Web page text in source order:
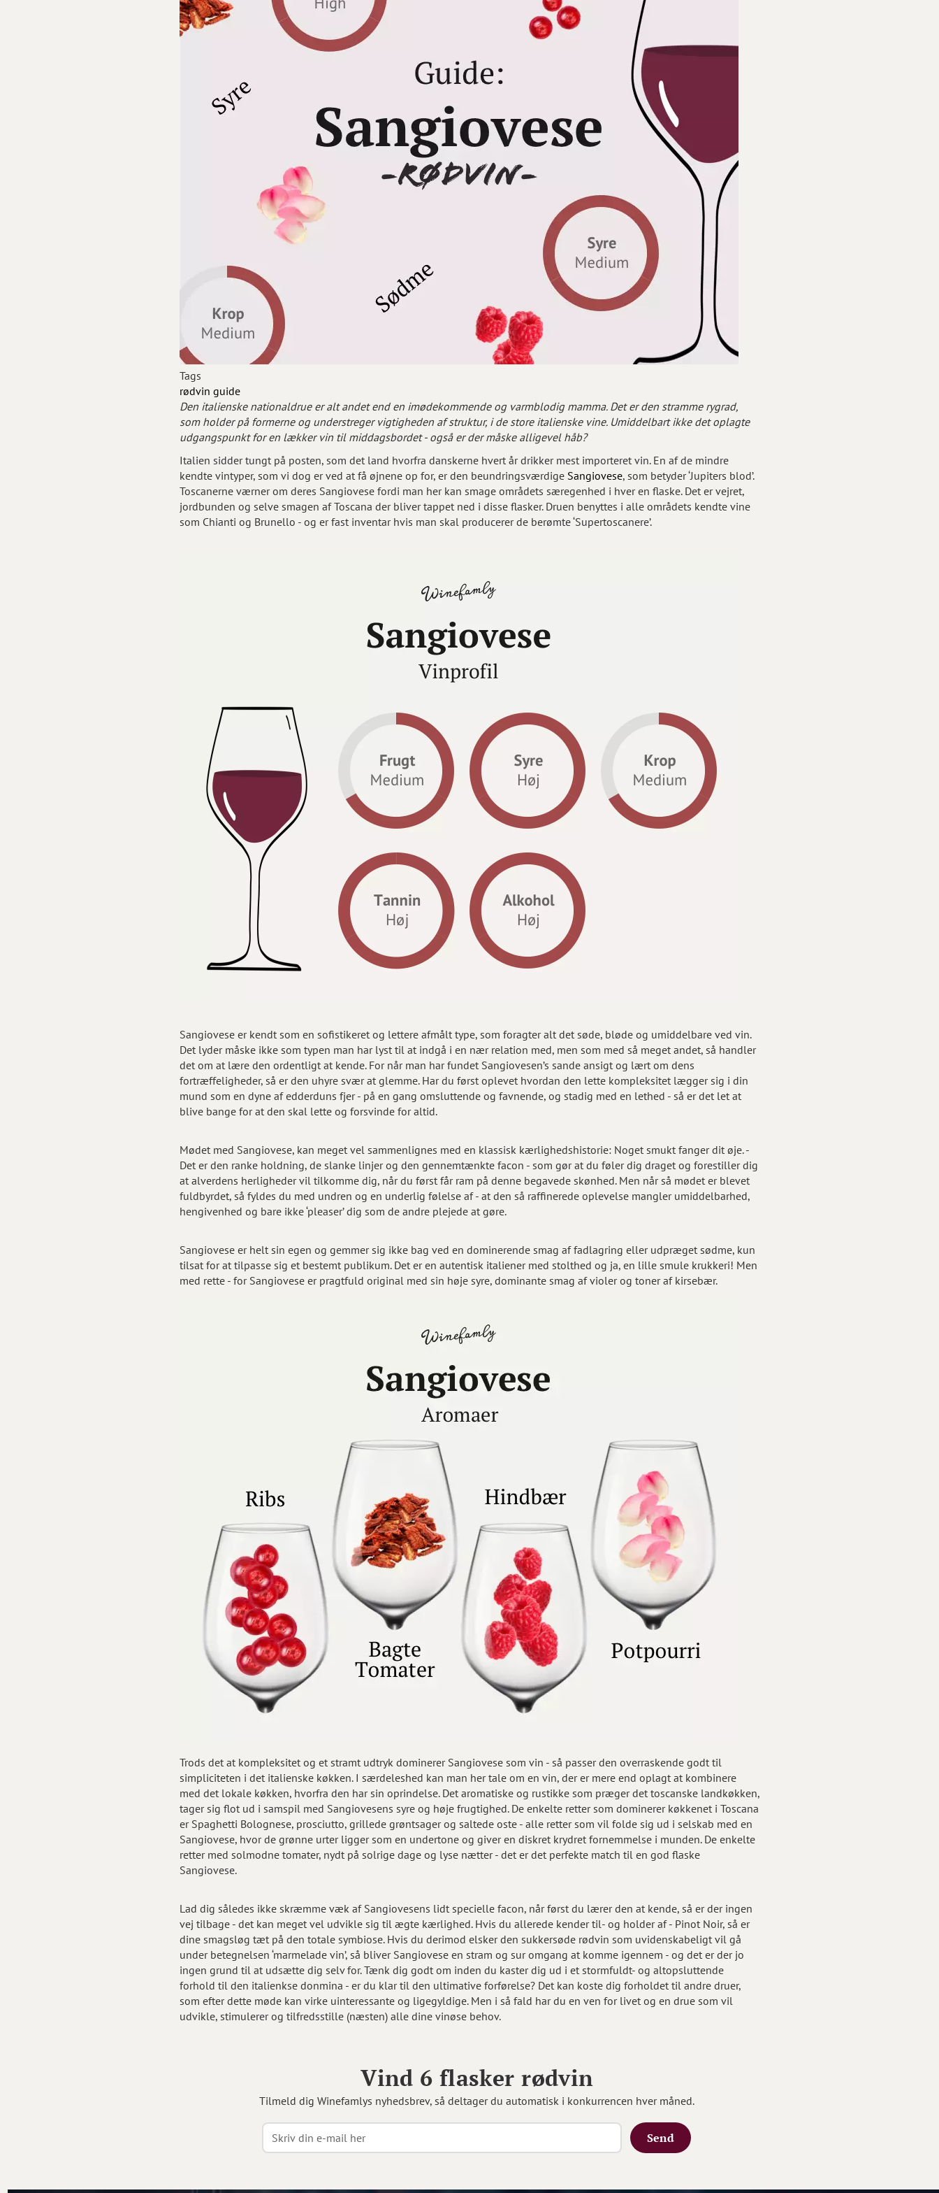
Tags
rødvin guide
Den italienske nationaldrue er alt andet end en imødekommende og varmblodig mamma. Det er den stramme rygrad,
som holder på formerne og understreger vigtigheden af struktur, i de store italienske vine. Umiddelbart ikke det oplagte
udgangspunkt for en lækker vin til middagsbordet - også er der måske alligevel håb?
Italien sidder tungt på posten, som det land hvorfra danskerne hvert år drikker mest importeret vin. En af de mindre
kendte vintyper, som vi dog er ved at få øjnene op for, er den beundringsværdige Sangiovese, som betyder ‘Jupiters blod’.
Toscanerne værner om deres Sangiovese fordi man her kan smage områdets særegenhed i hver en flaske. Det er vejret,
jordbunden og selve smagen af Toscana der bliver tappet ned i disse flasker. Druen benyttes i alle områdets kendte vine
som Chianti og Brunello - og er fast inventar hvis man skal producerer de berømte ‘Supertoscanere’.
Sangiovese er kendt som en sofistikeret og lettere afmålt type, som foragter alt det søde, bløde og umiddelbare ved vin.
Det lyder måske ikke som typen man har lyst til at indgå i en nær relation med, men som med så meget andet, så handler
det om at lære den ordentligt at kende. For når man har fundet Sangiovesen’s sande ansigt og lært om dens
fortræffeligheder, så er den uhyre svær at glemme. Har du først oplevet hvordan den lette kompleksitet lægger sig i din
mund som en dyne af edderduns fjer - på en gang omsluttende og favnende, og stadig med en lethed - så er det let at
blive bange for at den skal lette og forsvinde for altid.
Mødet med Sangiovese, kan meget vel sammenlignes med en klassisk kærlighedshistorie: Noget smukt fanger dit øje. -
Det er den ranke holdning, de slanke linjer og den gennemtænkte facon - som gør at du føler dig draget og forestiller dig
at alverdens herligheder vil tilkomme dig, når du først får ram på denne begavede skønhed. Men når så mødet er blevet
fuldbyrdet, så fyldes du med undren og en underlig følelse af - at den så raffinerede oplevelse mangler umiddelbarhed,
hengivenhed og bare ikke ‘pleaser’ dig som de andre plejede at gøre.
Sangiovese er helt sin egen og gemmer sig ikke bag ved en dominerende smag af fadlagring eller udpræget sødme, kun
tilsat for at tilpasse sig et bestemt publikum. Det er en autentisk italiener med stolthed og ja, en lille smule krukkeri! Men
med rette - for Sangiovese er pragtfuld original med sin høje syre, dominante smag af violer og toner af kirsebær.
Trods det at kompleksitet og et stramt udtryk dominerer Sangiovese som vin - så passer den overraskende godt til
simpliciteten i det italienske køkken. I særdeleshed kan man her tale om en vin, der er mere end oplagt at kombinere
med det lokale køkken, hvorfra den har sin oprindelse. Det aromatiske og rustikke som præger det toscanske landkøkken,
tager sig flot ud i samspil med Sangiovesens syre og høje frugtighed. De enkelte retter som dominerer køkkenet i Toscana
er Spaghetti Bolognese, prosciutto, grillede grøntsager og saltede oste - alle retter som vil folde sig ud i selskab med en
Sangiovese, hvor de grønne urter ligger som en undertone og giver en diskret krydret fornemmelse i munden. De enkelte
retter med solmodne tomater, nydt på solrige dage og lyse nætter - det er det perfekte match til en god flaske
Sangiovese.
Lad dig således ikke skræmme væk af Sangiovesens lidt specielle facon, når først du lærer den at kende, så er der ingen
vej tilbage - det kan meget vel udvikle sig til ægte kærlighed. Hvis du allerede kender til- og holder af - Pinot Noir, så er
dine smagsløg tæt på den totale symbiose. Hvis du derimod elsker den sukkersøde rødvin som uvidenskabeligt vil gå
under betegnelsen ‘marmelade vin’, så bliver Sangiovese en stram og sur omgang at komme igennem - og det er der jo
ingen grund til at udsætte dig selv for. Tænk dig godt om inden du kaster dig ud i et stormfuldt- og altopsluttende
forhold til den italienkse donmina - er du klar til den ultimative forførelse? Det kan koste dig forholdet til andre druer,
som efter dette møde kan virke uinteressante og ligegyldige. Men i så fald har du en ven for livet og en drue som vil
udvikle, stimulerer og tilfredsstille (næsten) alle dine vinøse behov.
Vind 6 flasker rødvin
Tilmeld dig Winefamlys nyhedsbrev, så deltager du automatisk i konkurrencen hver måned.
Send